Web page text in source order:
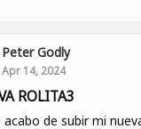
Peter Godly
Apr 14, 2024
ROLITA3
acabo de subir mi